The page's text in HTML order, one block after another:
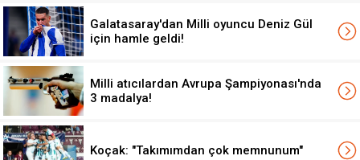
Galatasaray'dan Milli oyuncu Deniz Gül
için hamle geldi!
Milli atıcılardan Avrupa Şampiyonası'nda
3 madalya!
Koçak: "Takımımdan çok memnunum"